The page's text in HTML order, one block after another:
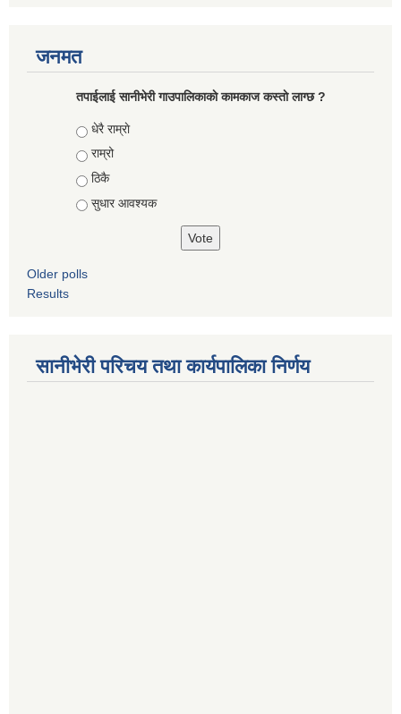
जनमत
तपाईलाई सानीभेरी गाउपालिकाकाे कामकाज कस्ताे लाग्छ ?
Choices
धेरै राम्राे
राम्रो
ठिकै
सुधार आवश्यक
Older polls
Results
सानीभेरी परिचय तथा कार्यपालिका निर्णय